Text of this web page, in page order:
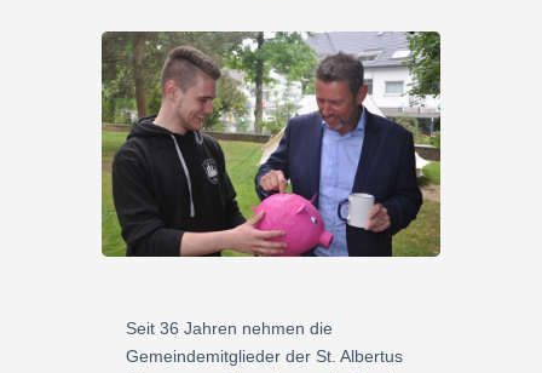
Galerien & Fotos
Förderantrag
Spenden
Seit 36 Jahren nehmen die
Gemeindemitglieder der St. Albertus